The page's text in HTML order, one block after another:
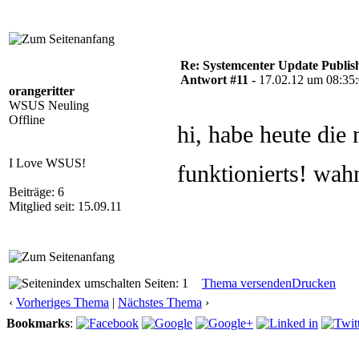
orangeritter
WSUS Neuling
Offline
I Love WSUS!
Beiträge: 6
Mitglied seit: 15.09.11
Re: Systemcenter Update
Antwort #11 - 17.02.12 um
hi, habe heute die
funktionierts!
Seiten: 1 Thema versendenDrucken
‹ Vorheriges Thema | Nächstes Thema ›
Bookmarks: